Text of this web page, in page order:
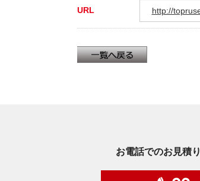
URL http://
お電話でのお見積